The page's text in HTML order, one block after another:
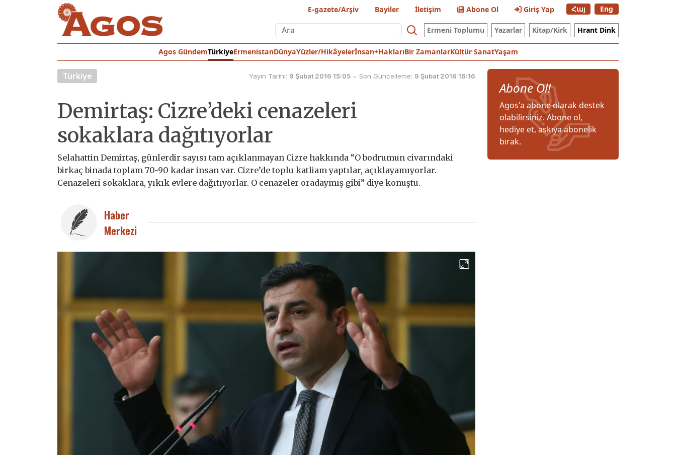
E-gazete/Arşiv Bayiler İletişim Abone Ol Giriş Yap Հայ Eng
Ermeni Toplumu Yazarlar Kitap/Kirk Hrant Dink
Agos GündemTürkiyeErmenistanDünyaYüzler/Hikâyelerİnsan+HaklarıBir ZamanlarKültür SanatYaşam
Türkiye Yayın Tarihi: 9 Şubat 2016 15:05 ~ Son Güncelleme: 9 Şubat 2016 16:16
Demirtaş: Cizre’deki cenazeleri
sokaklara dağıtıyorlar
Selahattin Demirtaş, günlerdir sayısı tam açıklanmayan Cizre hakkında “O bodrumun civarındaki
birkaç binada toplam 70-90 kadar insan var. Cizre’de toplu katliam yaptılar, açıklayamıyorlar.
Cenazeleri sokaklara, yıkık evlere dağıtıyorlar. O cenazeler oradaymış gibi” diye konuştu.
Haber
Merkezi
Abone Ol!
Agos'a abone olarak destek
olabilirsiniz. Abone ol,
hediye et, askıya abonelik
bırak.